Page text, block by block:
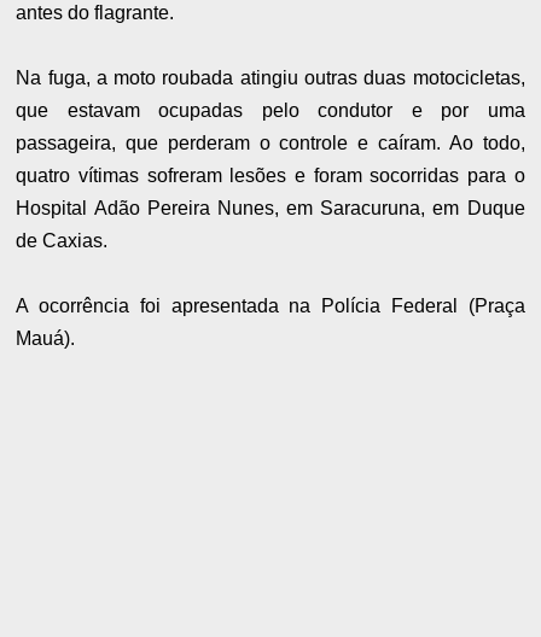
antes do flagrante.
Na fuga, a moto roubada atingiu outras duas motocicletas,
que estavam ocupadas pelo condutor e por uma
passageira, que perderam o controle e caíram. Ao todo,
quatro vítimas sofreram lesões e foram socorridas para o
Hospital Adão Pereira Nunes, em Saracuruna, em Duque
de Caxias.
A ocorrência foi apresentada na Polícia Federal (Praça
Mauá).